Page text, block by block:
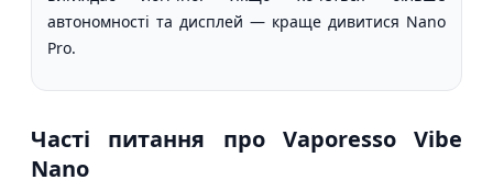
автономності та дисплей — краще дивитися Nano
Pro.
Часті питання про Vaporesso Vibe
Nano